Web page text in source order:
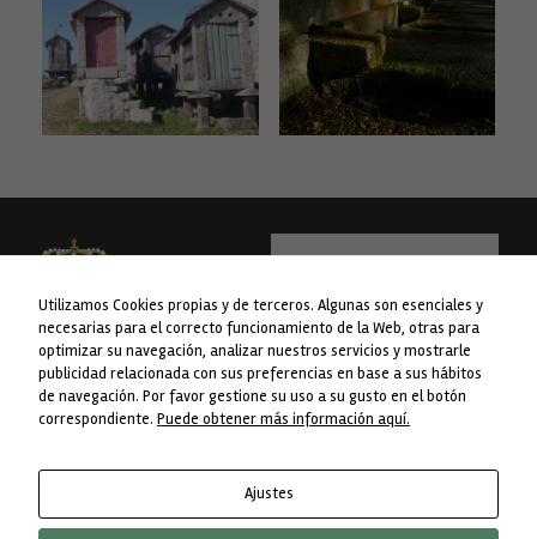
Concello da Lama
Avda. do Concello nº 1
WEB financiada pola Liña 1 do Plan
Concellos da Deputación de
Pontevedra.
Utilizamos Cookies propias y de terceros. Algunas son esenciales y
necesarias para el correcto funcionamiento de la Web, otras para
optimizar su navegación, analizar nuestros servicios y mostrarle
publicidad relacionada con sus preferencias en base a sus hábitos
de navegación. Por favor gestione su uso a su gusto en el botón
correspondiente. Puede obtener más información aquí.
Ajustes